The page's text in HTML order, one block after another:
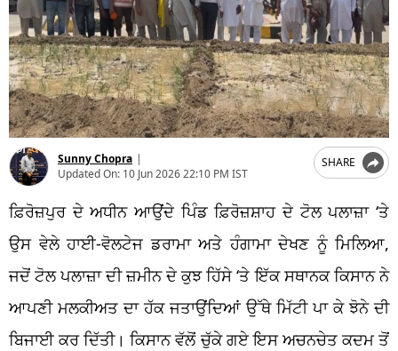
Sunny Chopra |
Updated On: 10 Jun 2026 22:10 PM IST
SHARE
ਫ਼ਿਰੋਜ਼ਪੁਰ ਦੇ ਅਧੀਨ ਆਉਂਦੇ ਪਿੰਡ ਫ਼ਿਰੋਜ਼ਸ਼ਾਹ ਦੇ ਟੋਲ ਪਲਾਜ਼ਾ ‘ਤੇ
ਉਸ ਵੇਲੇ ਹਾਈ-ਵੋਲਟੇਜ ਡਰਾਮਾ ਅਤੇ ਹੰਗਾਮਾ ਦੇਖਣ ਨੂੰ ਮਿਲਿਆ,
ਜਦੋਂ ਟੋਲ ਪਲਾਜ਼ਾ ਦੀ ਜ਼ਮੀਨ ਦੇ ਕੁਝ ਹਿੱਸੇ ‘ਤੇ ਇੱਕ ਸਥਾਨਕ ਕਿਸਾਨ ਨੇ
ਆਪਣੀ ਮਲਕੀਅਤ ਦਾ ਹੱਕ ਜਤਾਉਂਦਿਆਂ ਉੱਥੇ ਮਿੱਟੀ ਪਾ ਕੇ ਝੋਨੇ ਦੀ
ਬਿਜਾਈ ਕਰ ਦਿੱਤੀ। ਕਿਸਾਨ ਵੱਲੋਂ ਚੁੱਕੇ ਗਏ ਇਸ ਅਚਨਚੇਤ ਕਦਮ ਤੋਂ